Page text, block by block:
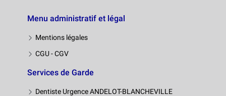
Menu administratif et légal
Mentions légales
CGU - CGV
Services de Garde
Dentiste Urgence ANDELOT-BLANCHEVILLE